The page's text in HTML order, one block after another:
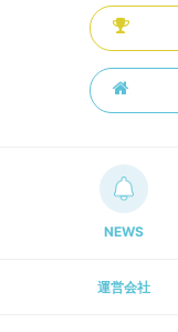
NEWS
運営会社